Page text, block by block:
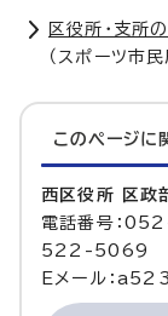
区役所・支所
（スポーツ市民
このページに
西区役所 区政
電話番号：
522-5069
Eメール：